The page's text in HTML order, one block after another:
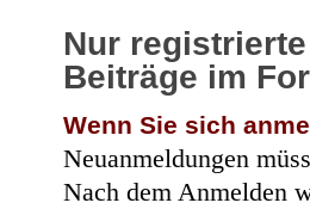
Nur
Beiträge im
Wenn Sie sich
Neuanmeldungen
Nach dem Anmelden